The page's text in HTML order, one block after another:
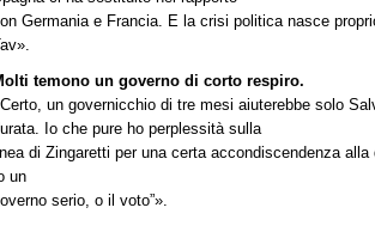
Germania e Francia. E la crisi politica nasce
temono un governo di corto respiro.
un governicchio di tre mesi aiuterebbe solo
Io che pure ho perplessità sulla
di Zingaretti per una certa accondiscendenza
un
serio, o il voto”».